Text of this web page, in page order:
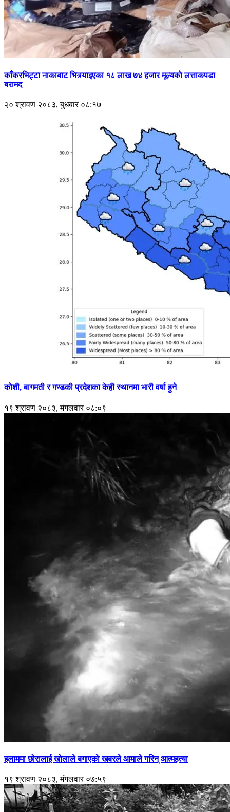
काँकरभिट्टा नाकाबाट भित्र्याइएका १८ लाख ७४ हजार मूल्यकाे लत्ताकपडा
बरामद
२० श्रावण २०८३, बुधबार ०८:१७
कोशी, बागमती र गण्डकी प्रदेशका केही स्थानमा भारी वर्षा हुने
१९ श्रावण २०८३, मंगलवार ०८:०९
इलाममा छोरालाई खोलाले बगाएकाे खबरले आमाले गरिन् आत्महत्या
१९ श्रावण २०८३, मंगलवार ०७:५९